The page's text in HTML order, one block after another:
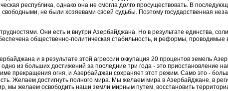
республика, однако она не смогла долго просуществовать. В
не были хозяевами своей судьбы. Поэтому государственная
Они есть и внутри Азербайд­жана. Но в результате единства,
обществен­но-политическая стабильность, и реформы, проводи­мые
и в результате этой агрессии оккупация 20 процентов земель
из больших достиже­ний за последние три года - это приостановление
прекращения огня, и Азербайджан сохраняет этот режим. Само это -
Желаем достигнуть полного мира. Мы желаем мира в Азербайджане, в
желаем освободить наши земли мирным путем, восстано­вить